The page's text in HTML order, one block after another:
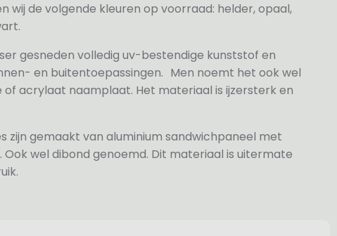
wij de volgende kleuren op voorraad: helder, opaal,
gesneden volledig uv-bestendige kunststof en
en buitentoepassingen. Men noemt het ook wel
acrylaat naamplaat. Het materiaal is ijzersterk en
zijn gemaakt van aluminium sandwichpaneel met
wel dibond genoemd. Dit materiaal is uitermate